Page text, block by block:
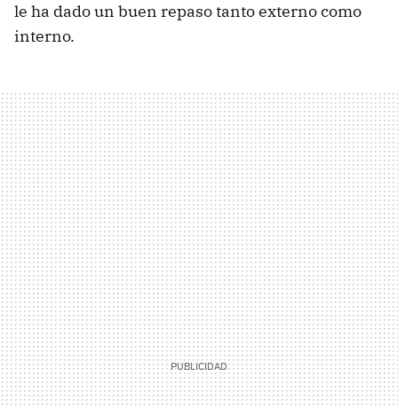
le ha dado un buen repaso tanto externo como
interno.